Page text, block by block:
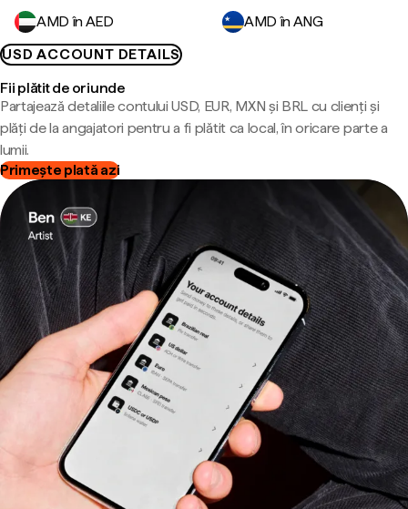
AMD în AED
AMD în ANG
USD ACCOUNT DETAILS
Fii plătit de oriunde
Partajează detaliile contului USD, EUR, MXN și BRL cu clienți și
plăți de la angajatori pentru a fi plătit ca local, în oricare parte a
lumii.
Primește plată azi